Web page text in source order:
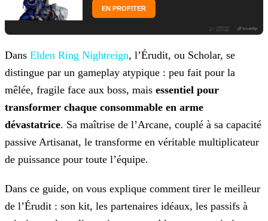
EN PROFITER
Dans Elden Ring Nightreign, l’Érudit, ou Scholar, se
distingue par un gameplay atypique : peu fait pour la
mêlée, fragile face aux boss, mais essentiel pour
transformer chaque consommable en arme
dévastatrice. Sa maîtrise de l’Arcane, couplé à sa capacité
passive Artisanat, le transforme en véritable multiplicateur
de puissance pour toute l’équipe.
Dans ce guide, on vous explique comment tirer le meilleur
de l’Érudit : son kit, les partenaires idéaux, les passifs à